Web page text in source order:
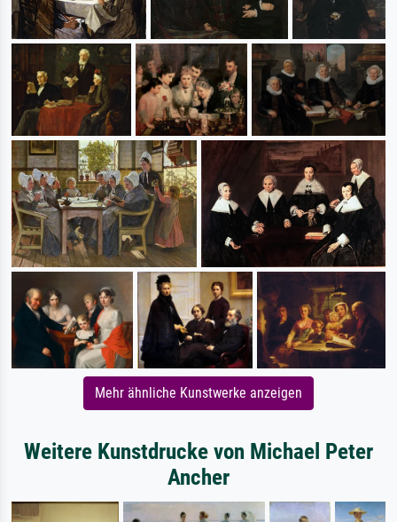
Mehr ähnliche Kunstwerke anzeigen
Weitere Kunstdrucke von Michael Peter
Ancher